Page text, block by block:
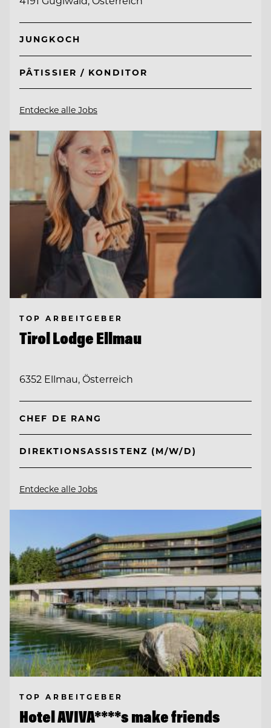
JUNGKOCH
PÂTISSIER / KONDITOR
Entdecke alle Jobs
TOP ARBEITGEBER
Tirol Lodge Ellmau
6352 Ellmau, Österreich
CHEF DE RANG
DIREKTIONSASSISTENZ (M/W/D)
Entdecke alle Jobs
TOP ARBEITGEBER
Hotel AVIVA****s make friends